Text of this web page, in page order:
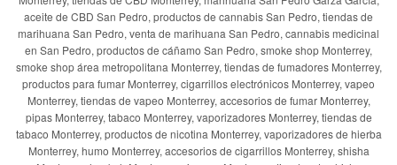
aceite de CBD San Pedro, productos de cannabis San Pedro, tiendas de
marihuana San Pedro, venta de marihuana San Pedro, cannabis medicinal
en San Pedro, productos de cáñamo San Pedro, smoke shop Monterrey,
smoke shop área metropolitana Monterrey, tiendas de fumadores Monterrey,
productos para fumar Monterrey, cigarrillos electrónicos Monterrey, vapeo
Monterrey, tiendas de vapeo Monterrey, accesorios de fumar Monterrey,
pipas Monterrey, tabaco Monterrey, vaporizadores Monterrey, tiendas de
tabaco Monterrey, productos de nicotina Monterrey, vaporizadores de hierba
Monterrey, humo Monterrey, accesorios de cigarrillos Monterrey, shisha